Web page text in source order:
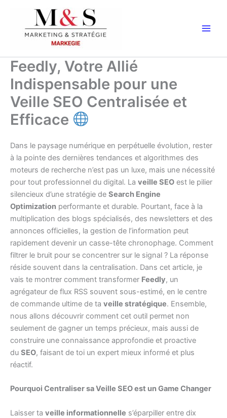
contenu
Feedly, Votre Allié
Indispensable pour une
Veille SEO Centralisée et
Efficace
Dans le paysage numérique en perpétuelle évolution, rester
à la pointe des dernières tendances et algorithmes des
moteurs de recherche n’est pas un luxe, mais une nécessité
pour tout professionnel du digital. La veille SEO est le pilier
silencieux d’une stratégie de Search Engine
Optimization performante et durable. Pourtant, face à la
multiplication des blogs spécialisés, des newsletters et des
annonces officielles, la gestion de l’information peut
rapidement devenir un casse-tête chronophage. Comment
filtrer le bruit pour se concentrer sur le signal ? La réponse
réside souvent dans la centralisation. Dans cet article, je
vais te montrer comment transformer Feedly, un
agrégateur de flux RSS souvent sous-estimé, en le centre
de commande ultime de ta veille stratégique. Ensemble,
nous allons découvrir comment cet outil permet non
seulement de gagner un temps précieux, mais aussi de
construire une connaissance approfondie et proactive
du SEO, faisant de toi un expert mieux informé et plus
réactif.
Pourquoi Centraliser sa Veille SEO est un Game Changer
Laisser ta veille informationnelle s’éparpiller entre dix